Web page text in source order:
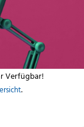
Verfügbar!
.